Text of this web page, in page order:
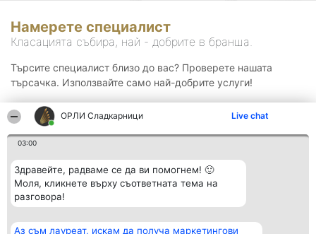
ОРЛИ Сладкарници Live chat
03:00
Здравейте, радваме се да ви помогнем! 🙂
Моля, кликнете върху съответната тема на
разговора!
Аз съм лауреат, искам да получа маркетингови
Намерете специалист
Класацията събира, най - добрите в бранша.
Търсите специалист близо до вас? Проверете нашата
търсачка. Използвайте само най-добрите услуги!
Организатор на Класация Контакти